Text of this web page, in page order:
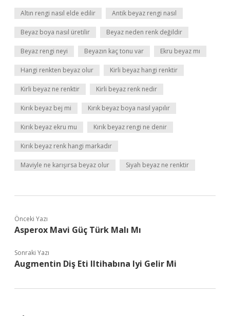
Altın rengi nasıl elde edilir Antik beyaz rengi nasıl
Beyaz boya nasıl üretilir Beyaz neden renk değildir
Beyaz rengi neyi Beyazın kaç tonu var Ekru beyaz mı
Hangi renkten beyaz olur Kirli beyaz hangi renktir
Kirli beyaz ne renktir Kirli beyaz renk nedir
Kırık beyaz bej mi Kırık beyaz boya nasıl yapılır
Kırık beyaz ekru mu Kırık beyaz rengi ne denir
Kırık beyaz renk hangi markadır
Maviyle ne karışırsa beyaz olur Siyah beyaz ne renktir
Önceki Yazı
Asperox Mavi Güç Türk Malı Mı
Sonraki Yazı
Augmentin Diş Eti Iltihabına Iyi Gelir Mi